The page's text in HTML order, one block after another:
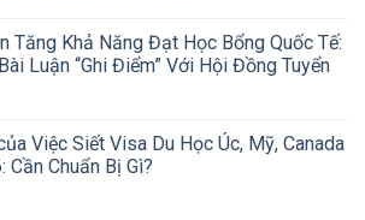
Tăng Khả Năng Đạt Học Bổng Quốc Tế:
Luận “Ghi Điểm” Với Hội Đồng Tuyển
Việc Siết Visa Du Học Úc, Mỹ, Canada
Cần Chuẩn Bị Gì?